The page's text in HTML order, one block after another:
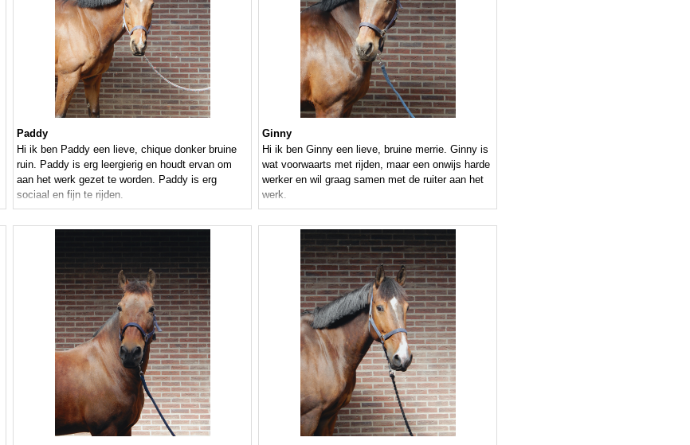
Paddy
Hi ik ben Paddy een lieve, chique donker bruine
ruin. Paddy is erg leergierig en houdt ervan om
aan het werk gezet te worden. Paddy is erg
sociaal en fijn te rijden.
Ginny
Hi ik ben Ginny een lieve, bruine merrie. Ginny is
wat voorwaarts met rijden, maar een onwijs harde
werker en wil graag samen met de ruiter aan het
werk.